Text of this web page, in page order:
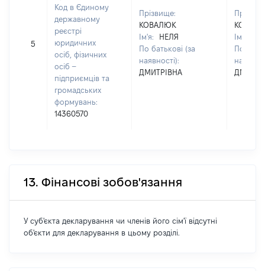
5
Код в Єдиному
державному
реєстрі
юридичних
осіб, фізичних
осіб –
підприємців та
громадських
формувань:
14360570
Прізвище:
КОВАЛЮК
Ім'я:
НЕЛЯ
По батькові (за
наявності):
ДМИТРІВНА
Ім'я:
По
13. Фінансові зобов'язання
У суб'єкта декларування чи членів його сім'ї відсутні
об'єкти для декларування в цьому розділі.